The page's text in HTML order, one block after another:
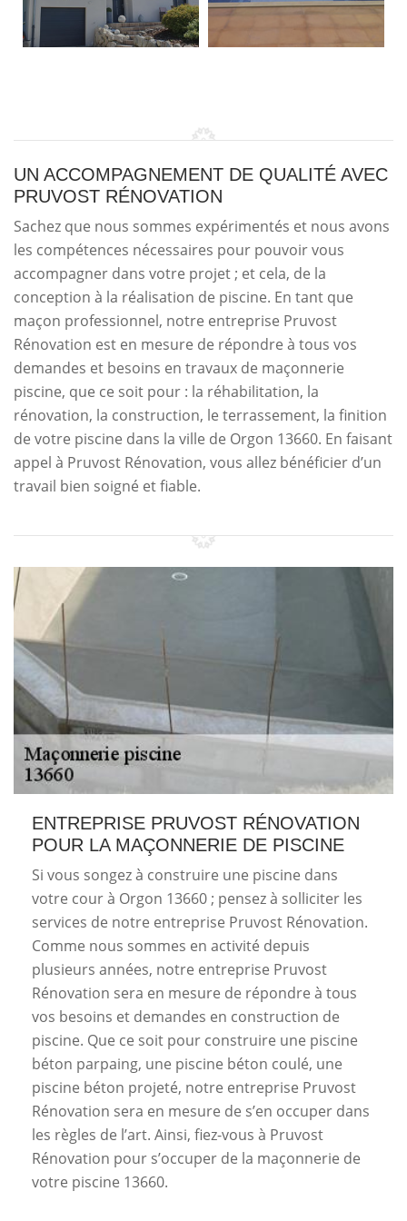
UN ACCOMPAGNEMENT DE QUALITÉ AVEC
PRUVOST RÉNOVATION
Sachez que nous sommes expérimentés et nous avons
les compétences nécessaires pour pouvoir vous
accompagner dans votre projet ; et cela, de la
conception à la réalisation de piscine. En tant que
maçon professionnel, notre entreprise Pruvost
Rénovation est en mesure de répondre à tous vos
demandes et besoins en travaux de maçonnerie
piscine, que ce soit pour : la réhabilitation, la
rénovation, la construction, le terrassement, la finition
de votre piscine dans la ville de Orgon 13660. En faisant
appel à Pruvost Rénovation, vous allez bénéficier d’un
travail bien soigné et fiable.
ENTREPRISE PRUVOST RÉNOVATION
POUR LA MAÇONNERIE DE PISCINE
Si vous songez à construire une piscine dans
votre cour à Orgon 13660 ; pensez à solliciter les
services de notre entreprise Pruvost Rénovation.
Comme nous sommes en activité depuis
plusieurs années, notre entreprise Pruvost
Rénovation sera en mesure de répondre à tous
vos besoins et demandes en construction de
piscine. Que ce soit pour construire une piscine
béton parpaing, une piscine béton coulé, une
piscine béton projeté, notre entreprise Pruvost
Rénovation sera en mesure de s’en occuper dans
les règles de l’art. Ainsi, fiez-vous à Pruvost
Rénovation pour s’occuper de la maçonnerie de
votre piscine 13660.